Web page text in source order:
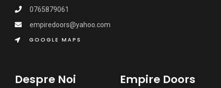
0765879061
empiredoors@yahoo.com
GOOGLE MAPS
Despre Noi Empire Doors